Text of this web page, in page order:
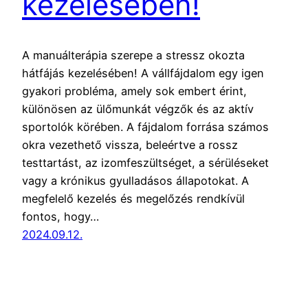
A manuálterápia szerepe a stressz okozta
hátfájás kezelésében! A vállfájdalom egy igen
gyakori probléma, amely sok embert érint,
különösen az ülőmunkát végzők és az aktív
sportolók körében. A fájdalom forrása számos
okra vezethető vissza, beleértve a rossz
testtartást, az izomfeszültséget, a sérüléseket
vagy a krónikus gyulladásos állapotokat. A
megfelelő kezelés és megelőzés rendkívül
fontos, hogy…
2024.09.12.